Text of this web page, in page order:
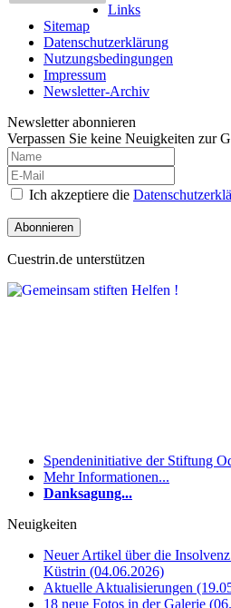
Links
Sitemap
Datenschutzerklärung
Nutzungsbedingungen
Impressum
Newsletter-Archiv
Newsletter abonnieren
Verpassen Sie keine Neuigkeiten zur
Ich akzeptiere die
Abonnieren
Cuestrin.de unterstützen
Spendeninitiative der Stiftung
Mehr Informationen...
Danksagung...
Neuigkeiten
Neuer Artikel über die
Küstrin (04.06.2026)
Aktuelle Aktualisierungen
18 neue Fotos in der Galerie